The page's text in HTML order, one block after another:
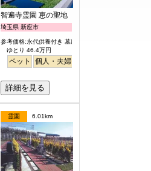
明るい
智遍寺霊園 恵の聖地
埼玉県 新座市
参考価格:永代供養付き 墓所使用料
ゆとり 46.4万円
ペット 個人・夫婦
詳細を見る
霊園 6.01km